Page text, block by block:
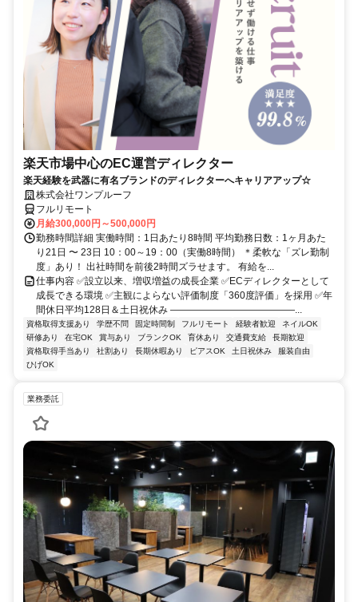
楽天市場中心のEC運営ディレクター
楽天経験を武器に有名ブランドのディレクターへキャリアアップ☆
株式会社ワンプルーフ
フルリモート
月給300,000円～500,000円
勤務時間詳細 実働時間：1日あたり8時間 平均勤務日数：1ヶ月あた
り21日 〜 23日 10：00～19：00（実働8時間） ＊柔軟な「ズレ勤制
度」あり！ 出社時間を前後2時間ズラせます。 有給を...
仕事内容 ✅設立以来、増収増益の成長企業 ✅ECディレクターとして
成長できる環境 ✅主観によらない評価制度「360度評価」を採用 ✅年
間休日平均128日＆土日祝休み ―――――――――――――...
資格取得支援あり 学歴不問 固定時間制 フルリモート 経験者歓迎
ネイルOK
研修あり
在宅OK 賞与あり ブランクOK 育休あり 交通費支給
長期歓迎
資格取得手当あり
社割あり 長期休暇あり ピアスOK 土日祝休み
服装自由
ひげOK
業務委託